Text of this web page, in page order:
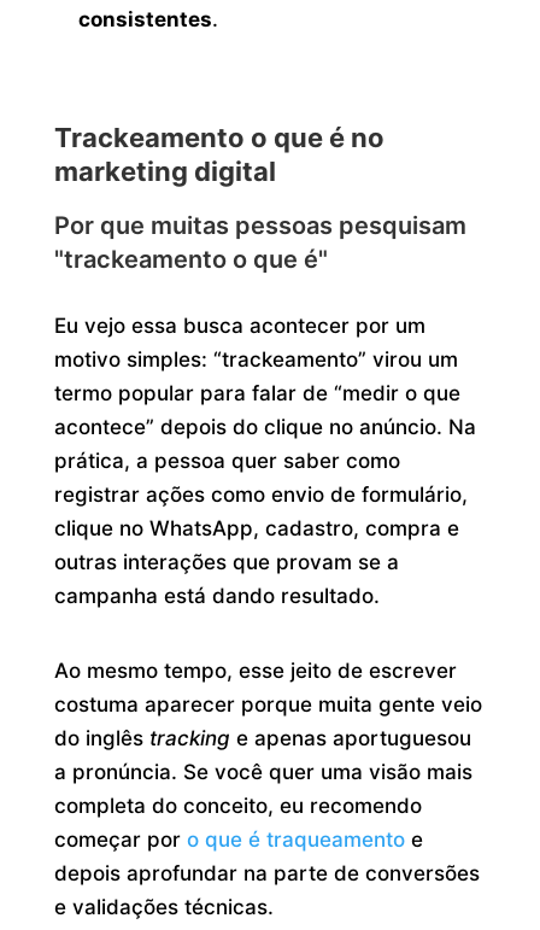
consistentes.
Trackeamento o que é no
marketing digital
Por que muitas pessoas pesquisam
"trackeamento o que é"
Eu vejo essa busca acontecer por um
motivo simples: “trackeamento” virou um
termo popular para falar de “medir o que
acontece” depois do clique no anúncio. Na
prática, a pessoa quer saber como
registrar ações como envio de formulário,
clique no WhatsApp, cadastro, compra e
outras interações que provam se a
campanha está dando resultado.
Ao mesmo tempo, esse jeito de escrever
costuma aparecer porque muita gente veio
do inglês tracking e apenas aportuguesou
a pronúncia. Se você quer uma visão mais
completa do conceito, eu recomendo
começar por o que é traqueamentoe
depois aprofundar na parte de conversões
e validações técnicas.